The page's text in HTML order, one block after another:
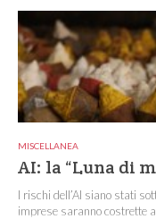
MISCELLANEA
AI: la “Luna di
I rischi dell’AI siano stati
imprese saranno costrette a